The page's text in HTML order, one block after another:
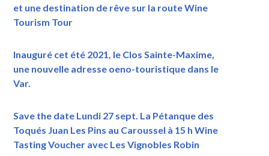
et une destination de rêve sur la route Wine
Tourism Tour
Inauguré cet été 2021, le Clos Sainte-Maxime,
une nouvelle adresse oeno-touristique dans le
Var.
Save the date Lundi 27 sept. La Pétanque des
Toqués Juan Les Pins au Caroussel à 15 h Wine
Tasting Voucher avec Les Vignobles Robin